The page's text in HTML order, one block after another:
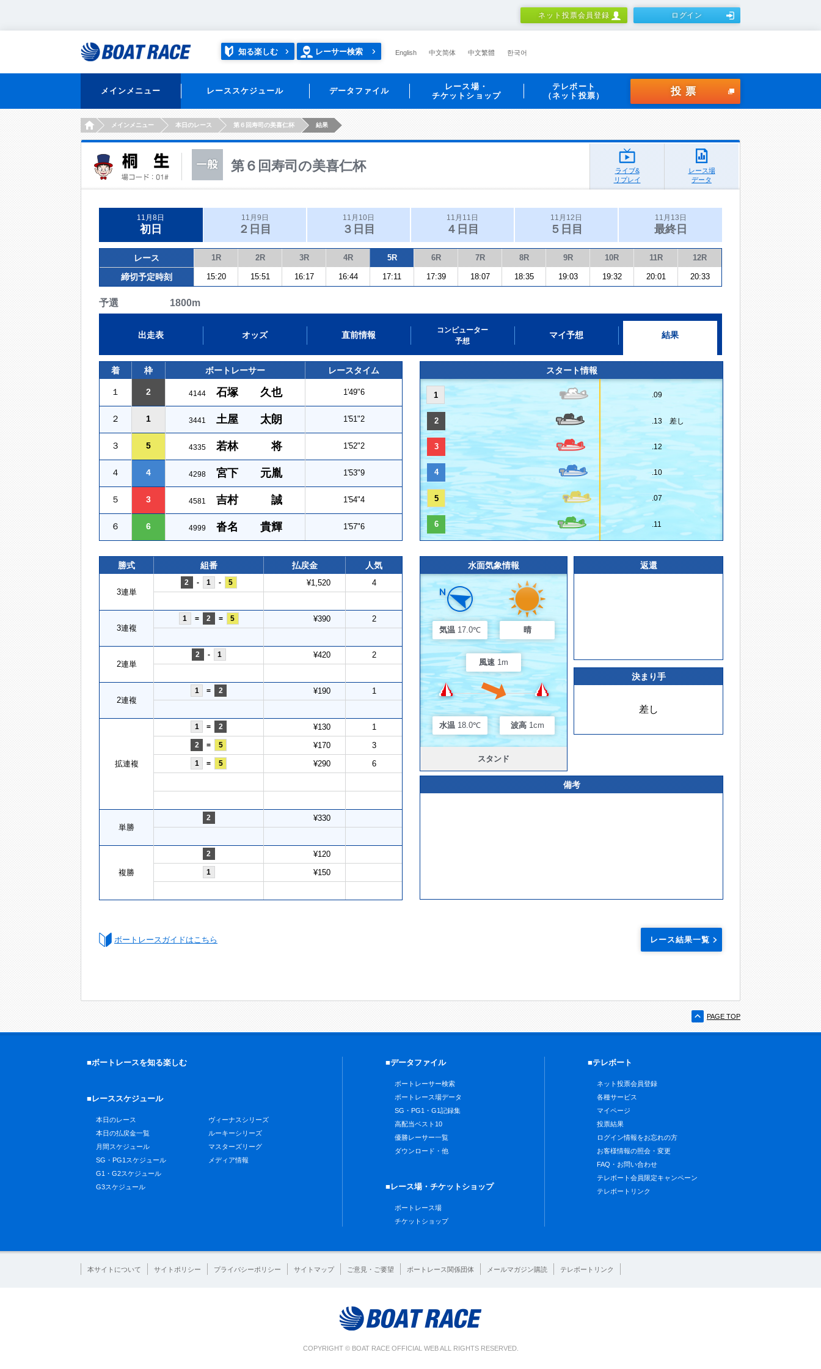
ネット投票会員登録 ログイン
知る楽しむ レーサー検索 English 中文简体 中文繁體 한국어
メインメニュー レーススケジュール データファイル
レース場・
チケットショップ
テレボート
（ネット投票）
投票
HOMEメインメニュー 本日のレース 第６回寿司の美喜仁杯 結果
第６回寿司の美喜仁杯
ライブ&
リプレイ
レース場
データ
11月8日
初日
11月9日
２日目
11月10日
３日目
11月11日
４日目
11月12日
５日目
11月13日
最終日
レース 1R 2R 3R 4R 5R 6R 7R 8R 9R 10R 11R 12R
締切予定時刻 15:20 15:51 16:17 16:44 17:11 17:39 18:07 18:35 19:03 19:32 20:01 20:33
予選 1800m
出走表 オッズ 直前情報
コンピューター
予想
マイ予想 結果
着 枠 ボートレーサー レースタイム
１ 2 4144 石塚 久也 1'49"6
２ 1 3441 土屋 太朗 1'51"2
３ 5 4335 若林 将 1'52"2
４ 4 4298 宮下 元胤 1'53"9
５ 3 4581 吉村 誠 1'54"4
６ 6 4999 沓名 貴輝 1'57"6
スタート情報
1 .09
2 .13 差し
3 .12
4 .10
5 .07
6 .11
勝式 組番 払戻金 人気
3連単
2 - 1 - 5 ¥1,520 4
3連複
1 = 2 = 5 ¥390 2
2連単
2 - 1 ¥420 2
2連複
1 = 2 ¥190 1
拡連複
1 = 2 ¥130 1
2 = 5 ¥170 3
1 = 5 ¥290 6
単勝
2 ¥330
複勝
2 ¥120
1 ¥150
水面気象情報
気温 17.0℃ 晴
風速 1m
水温 18.0℃ 波高 1cm
スタンド
返還
決まり手
差し
備考
ボートレースガイドはこちら レース結果一覧
PAGE TOP
■ボートレースを知る楽しむ
■レーススケジュール
本日のレース
本日の払戻金一覧
月間スケジュール
SG・PG1スケジュール
G1・G2スケジュール
G3スケジュール
ヴィーナスシリーズ
ルーキーシリーズ
マスターズリーグ
メディア情報
■データファイル
ボートレーサー検索
ボートレース場データ
SG・PG1・G1記録集
高配当ベスト10
優勝レーサー一覧
ダウンロード・他
■レース場・チケットショップ
ボートレース場
チケットショップ
■テレボート
ネット投票会員登録
各種サービス
マイページ
投票結果
ログイン情報をお忘れの方
お客様情報の照会・変更
FAQ・お問い合わせ
テレボート会員限定キャンペーン
テレボートリンク
本サイトについて サイトポリシー プライバシーポリシー サイトマップ ご意見・ご要望 ボートレース関係団体 メールマガジン購読 テレボートリンク
COPYRIGHT © BOAT RACE OFFICIAL WEB ALL RIGHTS RESERVED.